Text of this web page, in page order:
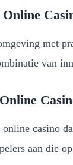
met
van
casino
aan die